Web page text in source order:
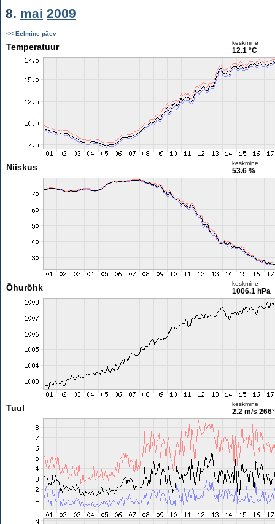
8. mai 2009
<< Eelmine päev
Temperatuur keskmine
12.1 °C
Niiskus keskmine
53.6 %
Õhurõhk keskmine
1006.1 hPa
Tuul keskmine
2.2 m/s 266°